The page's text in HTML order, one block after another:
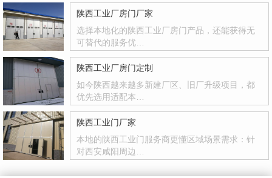
陕西工业厂房门厂家
选择本地化的陕西工业厂房门产品，还能获得无
可替代的服务优…
陕西工业厂房门定制
如今陕西越来越多新建厂区、旧厂升级项目，都
优先选用适配本…
陕西工业门厂家
本地的陕西工业门服务商更懂区域场景需求：针
对西安咸阳周边…